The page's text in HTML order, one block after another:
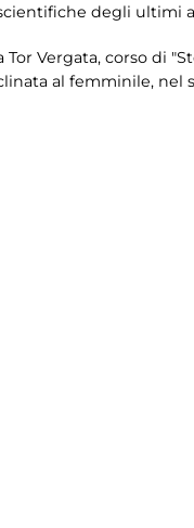
degli ultimi
Vergata, corso di
al femminile, nel